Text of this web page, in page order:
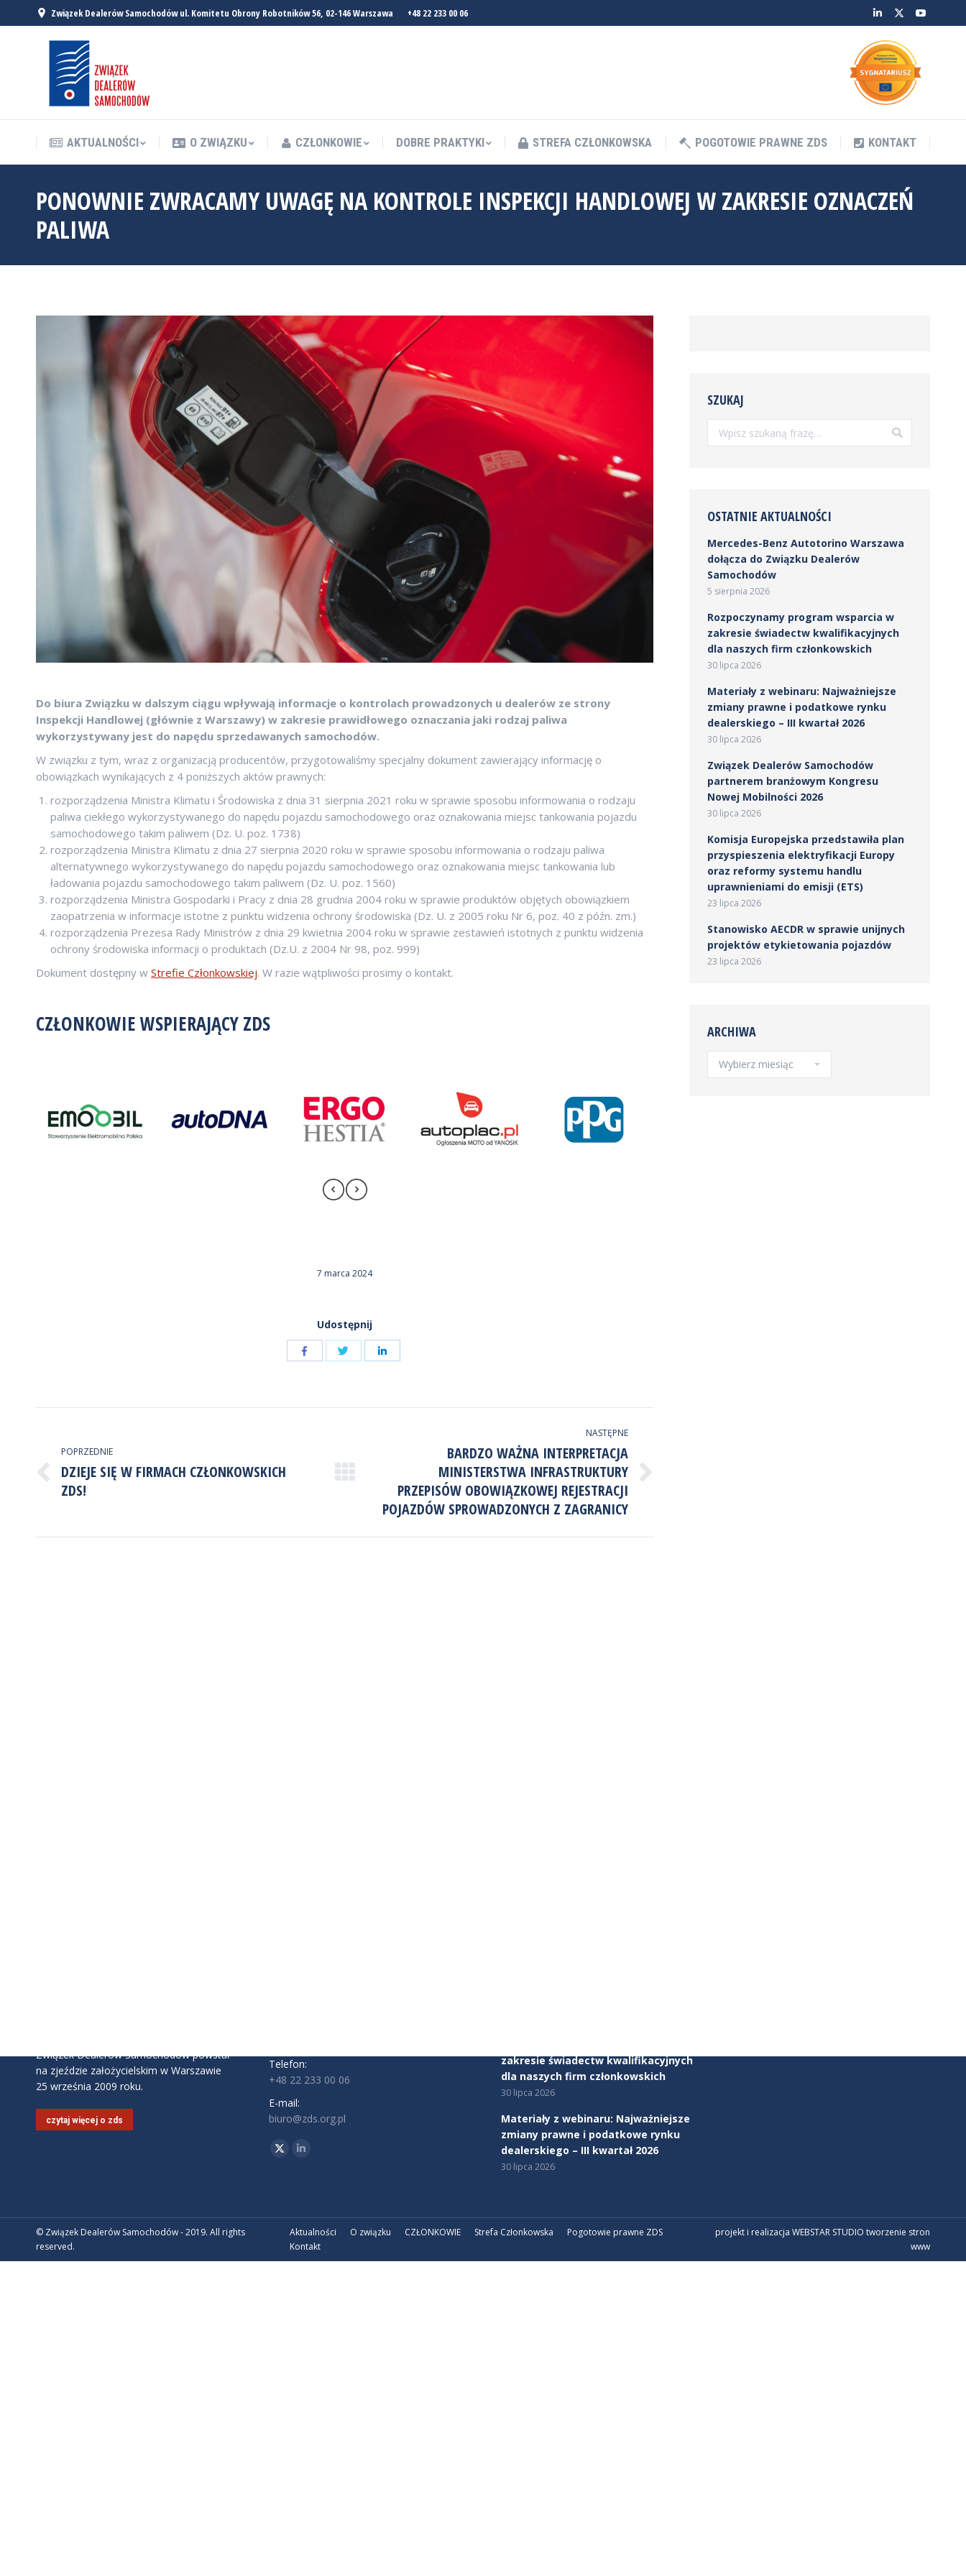
Związek Dealerów Samochodów ul. Komitetu Obrony Robotników 56, 02-146 Warszawa +48 22 233 00 06
LinkedinTwitterYouTube
AKTUALNOŚCI O ZWIĄZKU CZŁONKOWIE DOBRE PRAKTYKI STREFA CZŁONKOWSKA POGOTOWIE PRAWNE ZDS KONTAKT
PONOWNIE ZWRACAMY UWAGĘ NA KONTROLE INSPEKCJI HANDLOWEJ W ZAKRESIE OZNACZEŃ
PALIWA
Do biura Związku w dalszym ciągu wpływają informacje o kontrolach prowadzonych u dealerów ze strony
Inspekcji Handlowej (głównie z Warszawy) w zakresie prawidłowego oznaczania jaki rodzaj paliwa
wykorzystywany jest do napędu sprzedawanych samochodów.
W związku z tym, wraz z organizacją producentów, przygotowaliśmy specjalny dokument zawierający informację o
obowiązkach wynikających z 4 poniższych aktów prawnych:
rozporządzenia Ministra Klimatu i Środowiska z dnia 31 sierpnia 2021 roku w sprawie sposobu informowania o rodzaju
paliwa ciekłego wykorzystywanego do napędu pojazdu samochodowego oraz oznakowania miejsc tankowania pojazdu
samochodowego takim paliwem (Dz. U. poz. 1738)
rozporządzenia Ministra Klimatu z dnia 27 sierpnia 2020 roku w sprawie sposobu informowania o rodzaju paliwa
alternatywnego wykorzystywanego do napędu pojazdu samochodowego oraz oznakowania miejsc tankowania lub
ładowania pojazdu samochodowego takim paliwem (Dz. U. poz. 1560)
rozporządzenia Ministra Gospodarki i Pracy z dnia 28 grudnia 2004 roku w sprawie produktów objętych obowiązkiem
zaopatrzenia w informacje istotne z punktu widzenia ochrony środowiska (Dz. U. z 2005 roku Nr 6, poz. 40 z późn. zm.)
rozporządzenia Prezesa Rady Ministrów z dnia 29 kwietnia 2004 roku w sprawie zestawień istotnych z punktu widzenia
ochrony środowiska informacji o produktach (Dz.U. z 2004 Nr 98, poz. 999)
Dokument dostępny w Strefie Członkowskiej. W razie wątpliwości prosimy o kontakt.
CZŁONKOWIE WSPIERAJĄCY ZDS
7 marca 2024
Udostępnij
UdostępnijUdostępnijUdostępnij
WPISÓW
POPRZEDNIE
Poprzedni
wpis:
DZIEJE SIĘ W FIRMACH CZŁONKOWSKICH
ZDS!
NASTĘPNE
wpis:
BARDZO WAŻNA INTERPRETACJA
MINISTERSTWA INFRASTRUKTURY
PRZEPISÓW OBOWIĄZKOWEJ REJESTRACJI
POJAZDÓW SPROWADZONYCH Z ZAGRANICY
SZUKAJ
OSTATNIE AKTUALNOŚCI
Mercedes-Benz Autotorino Warszawa
dołącza do Związku Dealerów
Samochodów
5 sierpnia 2026
Rozpoczynamy program wsparcia w
zakresie świadectw kwalifikacyjnych
dla naszych firm członkowskich
30 lipca 2026
Materiały z webinaru: Najważniejsze
zmiany prawne i podatkowe rynku
dealerskiego – III kwartał 2026
30 lipca 2026
Związek Dealerów Samochodów
partnerem branżowym Kongresu
Nowej Mobilności 2026
30 lipca 2026
Komisja Europejska przedstawiła plan
przyspieszenia elektryfikacji Europy
oraz reformy systemu handlu
uprawnieniami do emisji (ETS)
23 lipca 2026
Stanowisko AECDR w sprawie unijnych
projektów etykietowania pojazdów
23 lipca 2026
ARCHIWA
Archiwa
Związek Dealerów Samochodów powstał
na zjeździe założycielskim w Warszawie
25 września 2009 roku.
czytaj więcej o zds
Telefon:
+48 22 233 00 06
E-mail:
biuro@zds.org.pl
Znajdź nas na:
TwitterLinkedin
zakresie świadectw kwalifikacyjnych
dla naszych firm członkowskich
30 lipca 2026
Materiały z webinaru: Najważniejsze
zmiany prawne i podatkowe rynku
dealerskiego – III kwartał 2026
30 lipca 2026
© Związek Dealerów Samochodów - 2019. All rights
reserved.
Aktualności O związku CZŁONKOWIE Strefa Członkowska
Pogotowie prawne ZDS
Kontakt
projekt i realizacja WEBSTAR STUDIO tworzenie stron
www
AKTUALNOŚCI O ZWIĄZKU CZŁONKOWIE DOBRE PRAKTYKI STREFA CZŁONKOWSKA POGOTOWIE PRAWNE ZDS KONTAKT